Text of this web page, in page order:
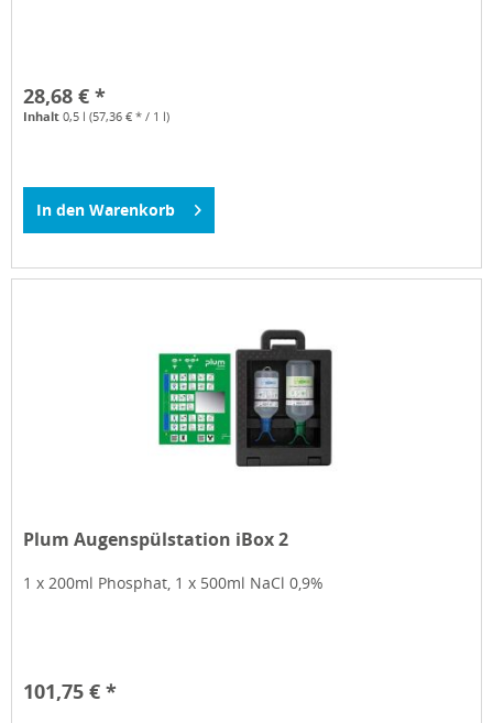
28,68 € *
Inhalt0,5 l(57,36 € * / 1 l)
In den Warenkorb
Plum Augenspülstation iBox 2
1 x 200ml Phosphat, 1 x 500ml NaCl 0,9%
101,75 € *